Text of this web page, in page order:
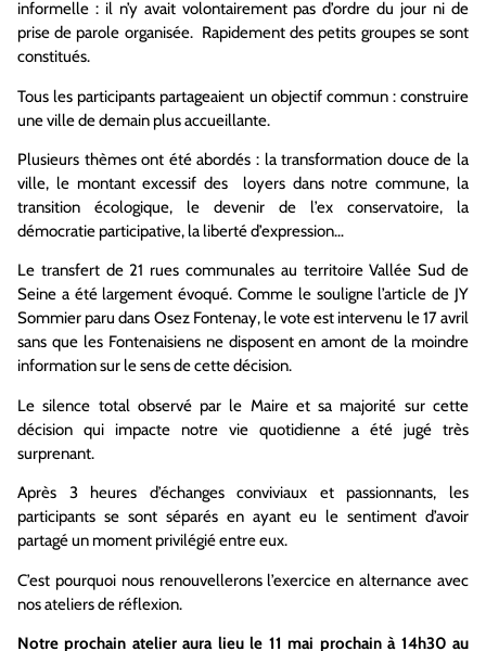
informelle : il n’y avait volontairement pas d’ordre du jour ni de
prise de parole organisée. Rapidement des petits groupes se sont
constitués.
Tous les participants partageaient un objectif commun : construire
une ville de demain plus accueillante.
Plusieurs thèmes ont été abordés : la transformation douce de la
ville, le montant excessif des loyers dans notre commune, la
transition écologique, le devenir de l’ex conservatoire, la
démocratie participative, la liberté d’expression…
Le transfert de 21 rues communales au territoire Vallée Sud de
Seine a été largement évoqué. Comme le souligne l’article de JY
Sommier paru dans Osez Fontenay, le vote est intervenu le 17 avril
sans que les Fontenaisiens ne disposent en amont de la moindre
information sur le sens de cette décision.
Le silence total observé par le Maire et sa majorité sur cette
décision qui impacte notre vie quotidienne a été jugé très
surprenant.
Après 3 heures d’échanges conviviaux et passionnants, les
participants se sont séparés en ayant eu le sentiment d’avoir
partagé un moment privilégié entre eux.
C’est pourquoi nous renouvellerons l’exercice en alternance avec
nos ateliers de réflexion.
Notre prochain atelier aura lieu le 11 mai prochain à 14h30 au